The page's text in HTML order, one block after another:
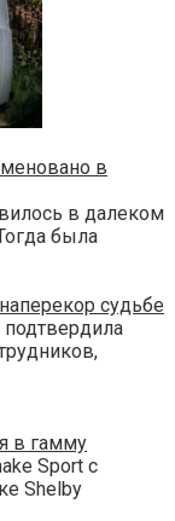
в
в далеком
была
судьбе
в гамму
Sport с
Shelby